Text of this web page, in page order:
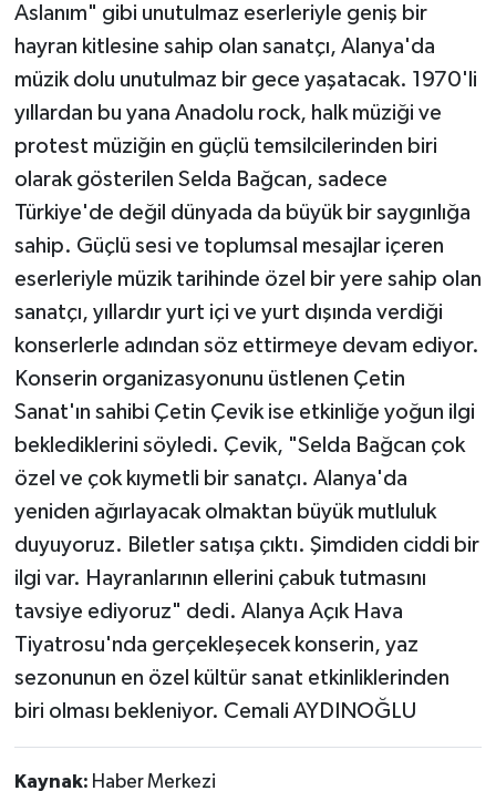
Aslanım" gibi unutulmaz eserleriyle geniş bir
hayran kitlesine sahip olan sanatçı, Alanya'da
müzik dolu unutulmaz bir gece yaşatacak. 1970'li
yıllardan bu yana Anadolu rock, halk müziği ve
protest müziğin en güçlü temsilcilerinden biri
olarak gösterilen Selda Bağcan, sadece
Türkiye'de değil dünyada da büyük bir saygınlığa
sahip. Güçlü sesi ve toplumsal mesajlar içeren
eserleriyle müzik tarihinde özel bir yere sahip olan
sanatçı, yıllardır yurt içi ve yurt dışında verdiği
konserlerle adından söz ettirmeye devam ediyor.
Konserin organizasyonunu üstlenen Çetin
Sanat'ın sahibi Çetin Çevik ise etkinliğe yoğun ilgi
beklediklerini söyledi. Çevik, "Selda Bağcan çok
özel ve çok kıymetli bir sanatçı. Alanya'da
yeniden ağırlayacak olmaktan büyük mutluluk
duyuyoruz. Biletler satışa çıktı. Şimdiden ciddi bir
ilgi var. Hayranlarının ellerini çabuk tutmasını
tavsiye ediyoruz" dedi. Alanya Açık Hava
Tiyatrosu'nda gerçekleşecek konserin, yaz
sezonunun en özel kültür sanat etkinliklerinden
biri olması bekleniyor. Cemali AYDINOĞLU
Kaynak: Haber Merkezi